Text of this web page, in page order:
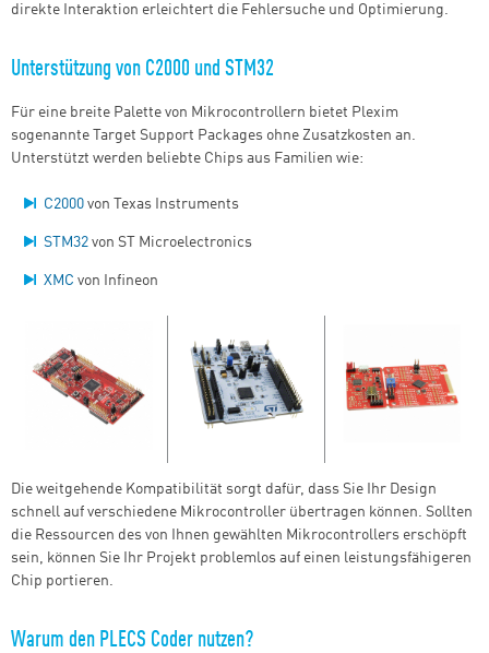
direkte Interaktion erleichtert die Fehlersuche und Optimierung.
Unterstützung von C2000 und STM32
Für eine breite Palette von Mikrocontrollern bietet Plexim
sogenannte Target Support Packages ohne Zusatzkosten an.
Unterstützt werden beliebte Chips aus Familien wie:
C2000 von Texas Instruments
STM32 von ST Microelectronics
XMC von Infineon
Die weitgehende Kompatibilität sorgt dafür, dass Sie Ihr Design
schnell auf verschiedene Mikrocontroller übertragen können. Sollten
die Ressourcen des von Ihnen gewählten Mikrocontrollers erschöpft
sein, können Sie Ihr Projekt problemlos auf einen leistungsfähigeren
Chip portieren.
Warum den PLECS Coder nutzen?